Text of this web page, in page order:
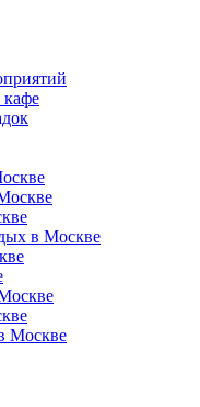
кафе
в Москве
Москве